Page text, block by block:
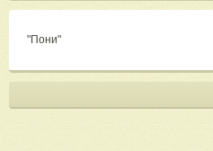
"Пони"